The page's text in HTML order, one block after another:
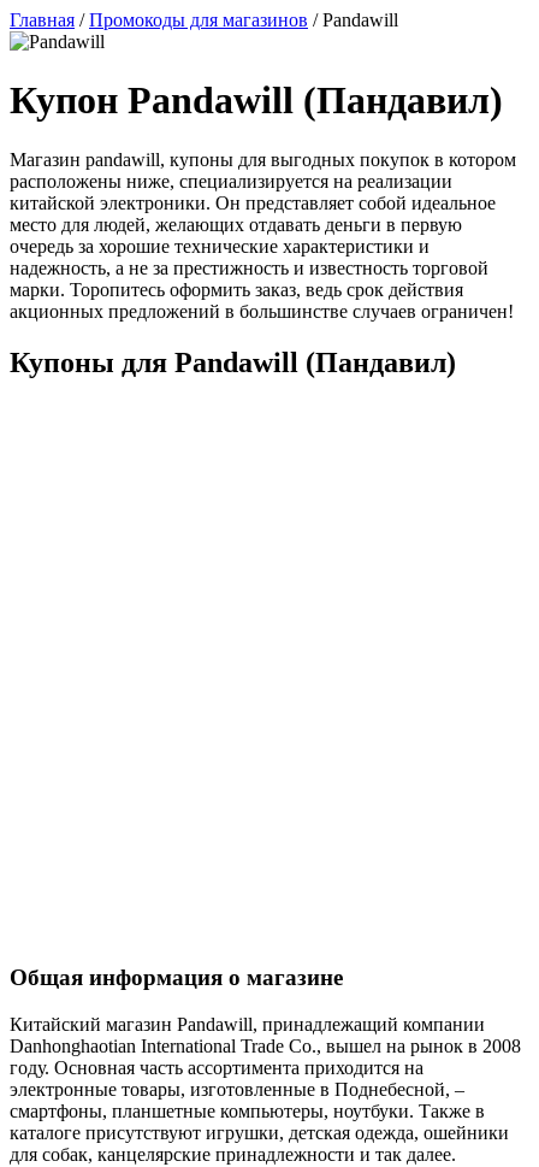
Главная /Промокоды для магазинов /Pandawill
Купон Pandawill (Пандавил)
Магазин pandawill, купоны для выгодных покупок в котором
расположены ниже, специализируется на реализации
китайской электроники. Он представляет собой идеальное
место для людей, желающих отдавать деньги в первую
очередь за хорошие технические характеристики и
надежность, а не за престижность и известность торговой
марки. Торопитесь оформить заказ, ведь срок действия
акционных предложений в большинстве случаев ограничен!
Купоны для Pandawill (Пандавил)
Общая информация о магазине
Китайский магазин Pandawill, принадлежащий компании
Danhonghaotian International Trade Co., вышел на рынок в 2008
году. Основная часть ассортимента приходится на
электронные товары, изготовленные в Поднебесной, –
смартфоны, планшетные компьютеры, ноутбуки. Также в
каталоге присутствуют игрушки, детская одежда, ошейники
для собак, канцелярские принадлежности и так далее.